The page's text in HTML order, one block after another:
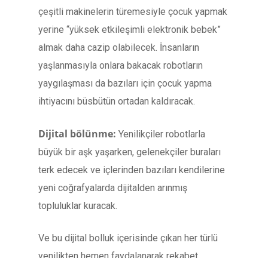
çeşitli makinelerin türemesiyle çocuk yapmak
yerine “yüksek etkileşimli elektronik bebek”
almak daha cazip olabilecek. İnsanların
yaşlanmasıyla onlara bakacak robotların
yaygılaşması da bazıları için çocuk yapma
ihtiyacını büsbütün ortadan kaldıracak.
Dijital bölünme: Yenilikçiler robotlarla
büyük bir aşk yaşarken, gelenekçiler buraları
terk edecek ve içlerinden bazıları kendilerine
yeni coğrafyalarda dijitalden arınmış
topluluklar kuracak.
Ve bu dijital bolluk içerisinde çıkan her türlü